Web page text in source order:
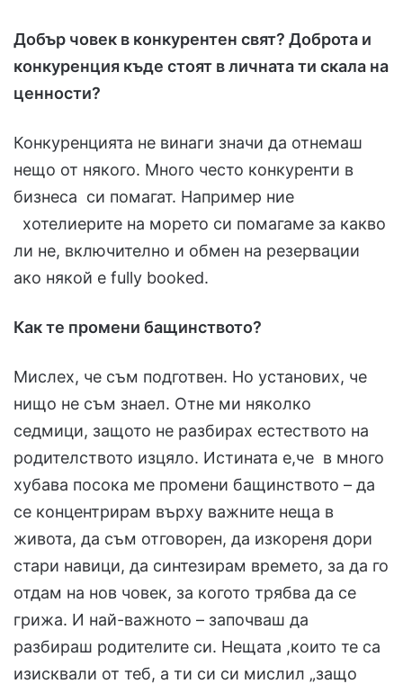
Добър човек в конкурентен свят? Доброта и
конкуренция къде стоят в личната ти скала на
ценности?
Конкуренцията не винаги значи да отнемаш
нещо от някого. Много често конкуренти в
бизнеса си помагат. Например ние
хотелиерите на морето си помагаме за какво
ли не, включително и обмен на резервации
ако някой е fully booked.
Как те промени бащинството?
Мислех, че съм подготвен. Но установих, че
нищо не съм знаел. Отне ми няколко
седмици, защото не разбирах естеството на
родителството изцяло. Истината е,че в много
хубава посока ме промени бащинството – да
се концентрирам върху важните неща в
живота, да съм отговорен, да изкореня дори
стари навици, да синтезирам времето, за да го
отдам на нов човек, за когото трябва да се
грижа. И най-важното – започваш да
разбираш родителите си. Нещата ,които те са
изисквали от теб, а ти си си мислил „защо